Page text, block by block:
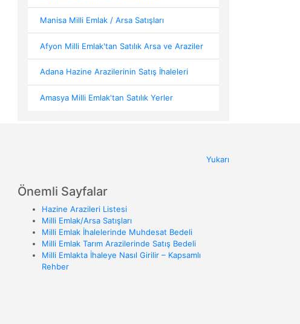
Manisa Milli Emlak / Arsa Satışları
Afyon Milli Emlak'tan Satılık Arsa ve Araziler
Adana Hazine Arazilerinin Satış İhaleleri
Amasya Milli Emlak'tan Satılık Yerler
Yukarı
Önemli Sayfalar
Hazine Arazileri Listesi
Milli Emlak/Arsa Satışları
Milli Emlak İhalelerinde Muhdesat Bedeli
Milli Emlak Tarım Arazilerinde Satış Bedeli
Milli Emlakta İhaleye Nasıl Girilir – Kapsamlı
Rehber